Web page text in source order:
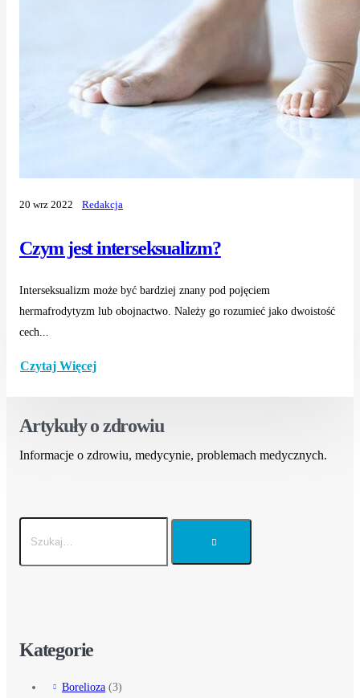
Czym jest interseksualizm?
20 wrz 2022 Redakcja
Interseksualizm może być bardziej znany pod pojęciem
hermafrodytyzm lub obojnactwo. Należy go rozumieć jako dwoistość
cech...
Czytaj Więcej
Artykuły o zdrowiu
Informacje o zdrowiu, medycynie, problemach medycznych.
Kategorie
Borelioza (3)